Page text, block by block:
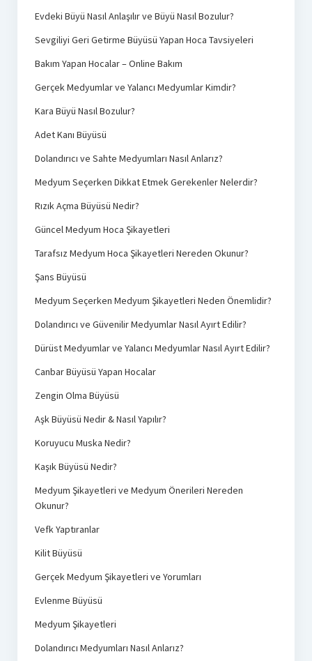
Evdeki Büyü Nasıl Anlaşılır ve Büyü Nasıl Bozulur?
Sevgiliyi Geri Getirme Büyüsü Yapan Hoca Tavsiyeleri
Bakım Yapan Hocalar – Online Bakım
Gerçek Medyumlar ve Yalancı Medyumlar Kimdir?
Kara Büyü Nasıl Bozulur?
Adet Kanı Büyüsü
Dolandırıcı ve Sahte Medyumları Nasıl Anlarız?
Medyum Seçerken Dikkat Etmek Gerekenler Nelerdir?
Rızık Açma Büyüsü Nedir?
Güncel Medyum Hoca Şikayetleri
Tarafsız Medyum Hoca Şikayetleri Nereden Okunur?
Şans Büyüsü
Medyum Seçerken Medyum Şikayetleri Neden Önemlidir?
Dolandırıcı ve Güvenilir Medyumlar Nasıl Ayırt Edilir?
Dürüst Medyumlar ve Yalancı Medyumlar Nasıl Ayırt Edilir?
Canbar Büyüsü Yapan Hocalar
Zengin Olma Büyüsü
Aşk Büyüsü Nedir & Nasıl Yapılır?
Koruyucu Muska Nedir?
Kaşık Büyüsü Nedir?
Medyum Şikayetleri ve Medyum Önerileri Nereden
Okunur?
Vefk Yaptıranlar
Kilit Büyüsü
Gerçek Medyum Şikayetleri ve Yorumları
Evlenme Büyüsü
Medyum Şikayetleri
Dolandırıcı Medyumları Nasıl Anlarız?